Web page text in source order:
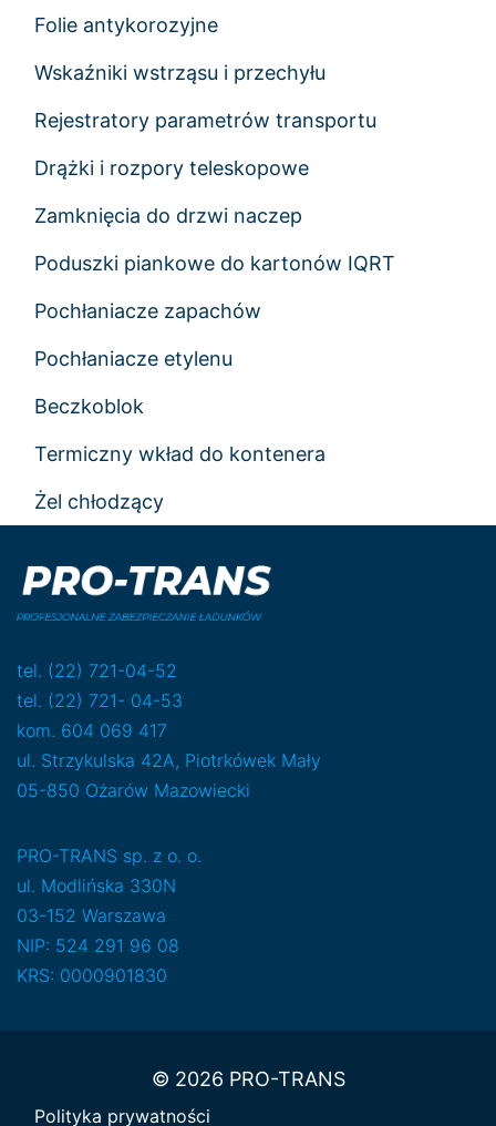
Folie antykorozyjne
Wskaźniki wstrząsu i przechyłu
Rejestratory parametrów transportu
Drążki i rozpory teleskopowe
Zamknięcia do drzwi naczep
Poduszki piankowe do kartonów IQRT
Pochłaniacze zapachów
Pochłaniacze etylenu
Beczkoblok
Termiczny wkład do kontenera
Żel chłodzący
tel. (22) 721-04-52
tel. (22) 721- 04-53
kom. 604 069 417
ul. Strzykulska 42A, Piotrkówek Mały
05-850 Ożarów Mazowiecki
PRO-TRANS sp. z o. o.
ul. Modlińska 330N
03-152 Warszawa
NIP: 524 291 96 08
KRS: 0000901830
© 2026 PRO-TRANS
Polityka prywatności